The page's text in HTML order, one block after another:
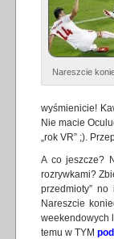
Nareszcie
wyśmienicie!
Nie macie
„rok VR” ;).
A co jeszcze?
rozrywkami?
przedmioty”
Nareszcie
weekendowych
temu w TYM